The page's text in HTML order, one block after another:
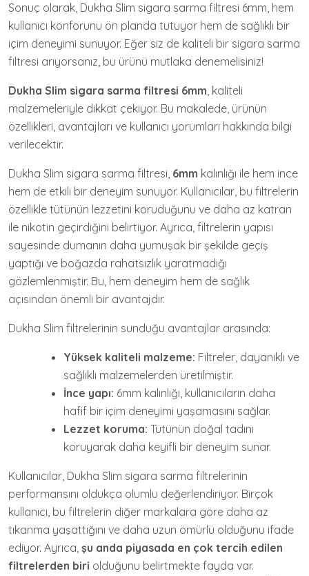
Sonuç olarak, Dukha Slim sigara sarma filtresi 6mm, hem
kullanıcı konforunu ön planda tutuyor hem de sağlıklı bir
içim deneyimi sunuyor. Eğer siz de kaliteli bir sigara sarma
filtresi arıyorsanız, bu ürünü mutlaka denemelisiniz!
Dukha Slim sigara sarma filtresi 6mm, kaliteli
malzemeleriyle dikkat çekiyor. Bu makalede, ürünün
özellikleri, avantajları ve kullanıcı yorumları hakkında bilgi
verilecektir.
Dukha Slim sigara sarma filtresi, 6mm kalınlığı ile hem ince
hem de etkili bir deneyim sunuyor. Kullanıcılar, bu filtrelerin
özellikle tütünün lezzetini koruduğunu ve daha az katran
ile nikotin geçirdiğini belirtiyor. Ayrıca, filtrelerin yapısı
sayesinde dumanın daha yumuşak bir şekilde geçiş
yaptığı ve boğazda rahatsızlık yaratmadığı
gözlemlenmiştir. Bu, hem deneyim hem de sağlık
açısından önemli bir avantajdır.
Dukha Slim filtrelerinin sunduğu avantajlar arasında:
Yüksek kaliteli malzeme: Filtreler, dayanıklı ve
sağlıklı malzemelerden üretilmiştir.
İnce yapı: 6mm kalınlığı, kullanıcıların daha
hafif bir içim deneyimi yaşamasını sağlar.
Lezzet koruma: Tütünün doğal tadını
koruyarak daha keyifli bir deneyim sunar.
Kullanıcılar, Dukha Slim sigara sarma filtrelerinin
performansını oldukça olumlu değerlendiriyor. Birçok
kullanıcı, bu filtrelerin diğer markalara göre daha az
tıkanma yaşattığını ve daha uzun ömürlü olduğunu ifade
ediyor. Ayrıca, şu anda piyasada en çok tercih edilen
filtrelerden biri olduğunu belirtmekte fayda var.